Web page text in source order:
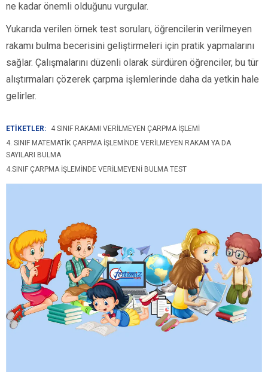
ne kadar önemli olduğunu vurgular.
Yukarıda verilen örnek test soruları, öğrencilerin verilmeyen
rakamı bulma becerisini geliştirmeleri için pratik yapmalarını
sağlar. Çalışmalarını düzenli olarak sürdüren öğrenciler, bu tür
alıştırmaları çözerek çarpma işlemlerinde daha da yetkin hale
gelirler.
ETİKETLER:
4 SINIF RAKAMI VERILMEYEN ÇARPMA IŞLEMI
4. SINIF MATEMATIK ÇARPMA İŞLEMINDE VERILMEYEN RAKAM YA DA
SAYILARI BULMA
4.SINIF ÇARPMA İŞLEMINDE VERILMEYENI BULMA TEST